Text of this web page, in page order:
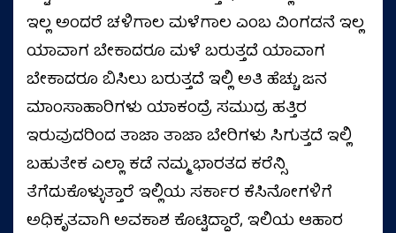
ಇಲ್ಲ ಅಂದರೆ ಚಳಿಗಾಲ ಮಳೆಗಾಲ ಎಂಬ ವಿಂಗಡನೆ ಇಲ್ಲ
ಯಾವಾಗ ಬೇಕಾದರೂ ಮಳೆ ಬರುತ್ತದೆ ಯಾವಾಗ
ಬೇಕಾದರೂ ಬಿಸಿಲು ಬರುತ್ತದೆ ಇಲ್ಲಿ ಅತಿ ಹೆಚ್ಚು ಜನ
ಮಾಂಸಾಹಾರಿಗಳು ಯಾಕಂದ್ರೆ ಸಮುದ್ರ ಹತ್ತಿರ
ಇರುವುದರಿಂದ ತಾಜಾ ತಾಜಾ ಬೇರಿಗಳು ಸಿಗುತ್ತದೆ ಇಲ್ಲಿ
ಬಹುತೇಕ ಎಲ್ಲಾ ಕಡೆ ನಮ್ಮ ಭಾರತದ ಕರೆನ್ಸಿ
ತೆಗೆದುಕೊಳ್ಳುತ್ತಾರೆ ಇಲ್ಲಿಯ ಸರ್ಕಾರ ಕೆಸಿನೋಗಳಿಗೆ
ಅಧಿಕೃತವಾಗಿ ಅವಕಾಶ ಕೊಟ್ಟಿದ್ದಾರೆ, ಇಲಿಯ ಆಹಾರ